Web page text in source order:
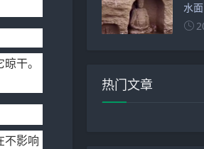
干。
不影响
水
热门文章